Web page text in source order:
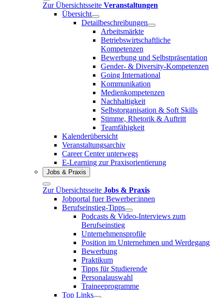
Zur Übersichtsseite Veranstaltungen
Übersicht
Detailbeschreibungen
Arbeitsmärkte
Betriebswirtschaftliche
Kompetenzen
Bewerbung und Selbstpräsentation
Gender- & Diversity-Kompetenzen
Going International
Kommunikation
Medienkompetenzen
Nachhaltigkeit
Selbstorganisation & Soft Skills
Stimme, Rhetorik & Auftritt
Teamfähigkeit
Kalenderübersicht
Veranstaltungsarchiv
Career Center unterwegs
E-Learning zur Praxisorientierung
Jobs & Praxis
Zur Übersichtsseite Jobs & Praxis
Jobportal fuer Bewerber:innen
Berufseinstieg-Tipps
Podcasts & Video-Interviews zum
Berufseinstieg
Unternehmensprofile
Position im Unternehmen und Werdegang
Bewerbung
Praktikum
Tipps für Studierende
Personalauswahl
Traineeprogramme
Top Links